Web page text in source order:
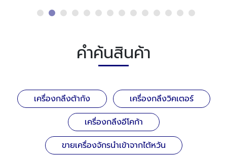
คำค้นสินค้า
เครื่องกลึงต้ากัง
เครื่องกลึงวิคเตอร์
เครื่องกลึงอีโคก้า
ขายเครื่องจักรนำเข้าจากไต้หวัน